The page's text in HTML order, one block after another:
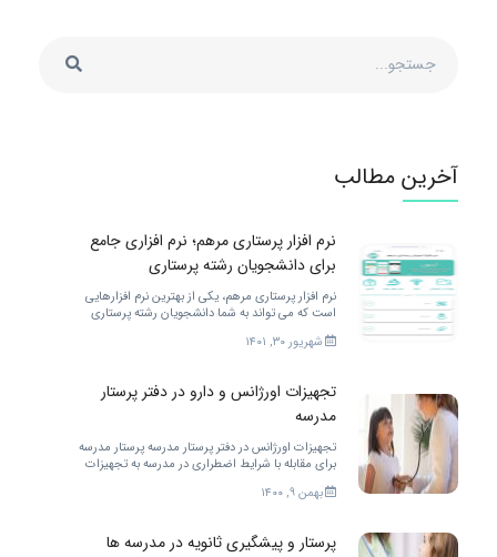
آخرین مطالب
نرم افزار پرستاری مرهم؛ نرم افزاری جامع
برای دانشجویان رشته پرستاری
نرم افزار پرستاری مرهم، یکی از بهترین نرم افزارهایی
است که می تواند به شما دانشجویان رشته پرستاری
خدمات مختلفی را ارائه کند. برای بهتر شدن.
شهریور ۳۰, ۱۴۰۱
تجهیزات اورژانس و دارو در دفتر پرستار
مدرسه
تجهیزات اورژانس در دفتر پرستار مدرسه پرستار مدرسه
برای مقابله با شرایط اضطراری در مدرسه به تجهیزات
زیادی احتیاج دارد. […]
بهمن ۹, ۱۴۰۰
پرستار و پیشگیری ثانویه در مدرسه ها